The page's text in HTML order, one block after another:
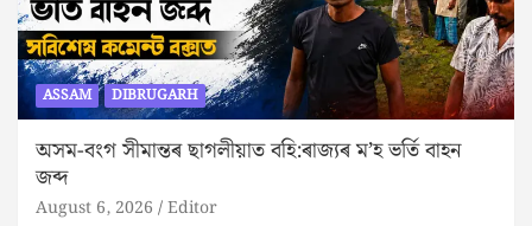
ASSAM DIBRUGARH
অসম-বংগ সীমান্তৰ ছাগলীয়াত বহি:ৰাজ্যৰ ম’হ ভৰ্তি বাহন
জব্দ
August 6, 2026 Editor